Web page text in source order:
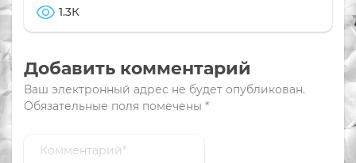
1.3К
Добавить комментарий
Ваш электронный адрес не будет опубликован.
Обязательные поля помечены *